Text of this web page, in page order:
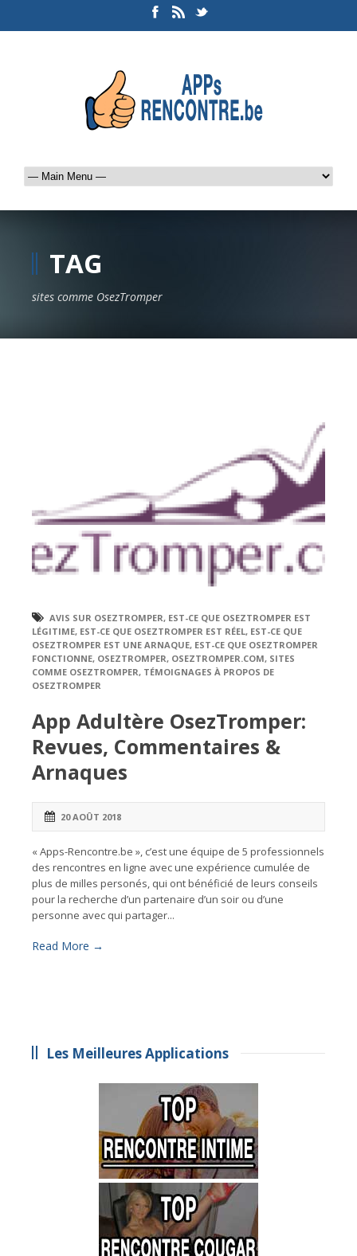
TAG
sites comme OsezTromper
AVIS SUR OSEZTROMPER, EST-CE QUE OSEZTROMPER EST
LÉGITIME, EST-CE QUE OSEZTROMPER EST RÉEL, EST-CE QUE
OSEZTROMPER EST UNE ARNAQUE, EST-CE QUE OSEZTROMPER
FONCTIONNE, OSEZTROMPER, OSEZTROMPER.COM, SITES
COMME OSEZTROMPER, TÉMOIGNAGES À PROPOS DE
OSEZTROMPER
App Adultère OsezTromper:
Revues, Commentaires &
Arnaques
20 AOÛT 2018
« Apps-Rencontre.be », c’est une équipe de 5 professionnels
des rencontres en ligne avec une expérience cumulée de
plus de milles personés, qui ont bénéficié de leurs conseils
pour la recherche d’un partenaire d’un soir ou d’une
personne avec qui partager...
Read More →
Les Meilleures Applications